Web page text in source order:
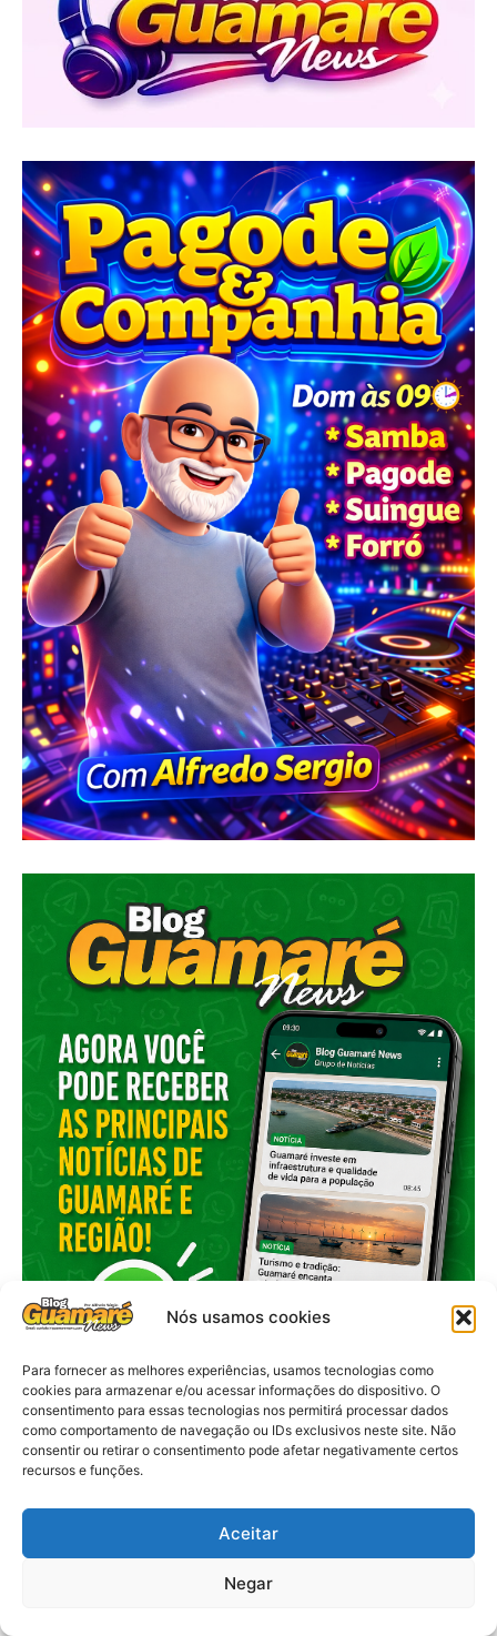
Nós usamos cookies
Para fornecer as melhores experiências, usamos tecnologias como
cookies para armazenar e/ou acessar informações do dispositivo. O
consentimento para essas tecnologias nos permitirá processar dados
como comportamento de navegação ou IDs exclusivos neste site. Não
consentir ou retirar o consentimento pode afetar negativamente certos
recursos e funções.
Aceitar
Negar